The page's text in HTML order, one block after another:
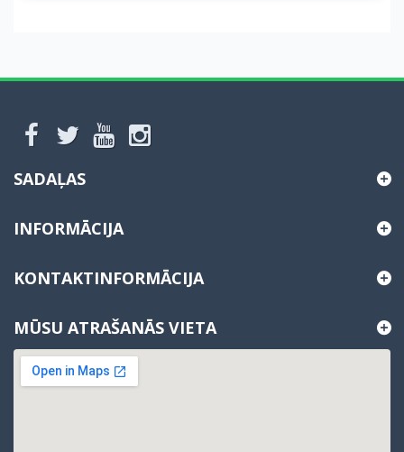
SADAĻAS
INFORMĀCIJA
KONTAKTINFORMĀCIJA
MŪSU ATRAŠANĀS VIETA